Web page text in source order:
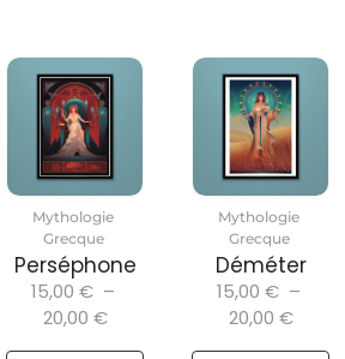
Mythologie
Grecque
Perséphone
15,00 € –
20,00 €
Mythologie
Grecque
Déméter
15,00 € –
20,00 €